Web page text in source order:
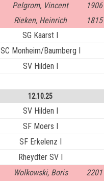
Pelgrom, Vincent 1906
Rieken, Heinrich 1815
SG Kaarst I
SC Monheim/Baumberg I
SV Hilden I
12.10.25
SV Hilden I
SF Moers I
SF Erkelenz I
Rheydter SV I
Wolkowski, Boris 2201